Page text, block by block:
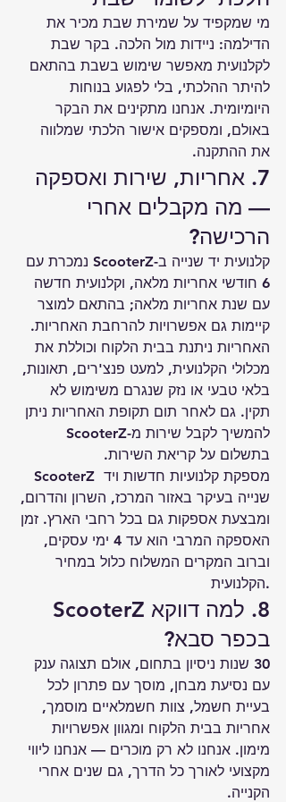
מי שמקפיד על שמירת שבת מכיר את
הדילמה: ניידות מול הלכה. בקר שבת
לקלנועית מאפשר שימוש בשבת בהתאם
להיתר ההלכתי, בלי לפגוע בנוחות
היומיומית. אנחנו מתקינים את הבקר
באולם, ומספקים אישור הלכתי שמלווה
את ההתקנה.
7. אחריות, שירות ואספקה
— מה מקבלים אחרי
הרכישה?
קלנועית יד שנייה ב-ScooterZ נמכרת עם
6 חודשי אחריות מלאה, וקלנועית חדשה
עם שנת אחריות מלאה; בהתאם למוצר
קיימות גם אפשרויות להרחבת האחריות.
האחריות ניתנת בבית הלקוח וכוללת את
מכלולי הקלנועית, למעט פנצ'רים, תאונות,
בלאי טבעי או נזק שנגרם משימוש לא
תקין. גם לאחר תום תקופת האחריות ניתן
בתשלום על קריאת השירות.
ScooterZ מספקת קלנועיות חדשות ויד
שנייה בעיקר באזור המרכז, השרון והדרום,
ומבצעת אספקות גם בכל רחבי הארץ. זמן
האספקה המרבי הוא עד 4 ימי עסקים,
וברוב המקרים המשלוח כלול במחיר
הקלנועית.
בכפר סבא?
30 שנות ניסיון בתחום, אולם תצוגה ענק
עם נסיעת מבחן, מוסך עם פתרון לכל
בעיית חשמל, צוות חשמלאיים מוסמך,
אחריות בבית הלקוח ומגוון אפשרויות
מימון. אנחנו לא רק מוכרים — אנחנו ליווי
מקצועי לאורך כל הדרך, גם שנים אחרי
הקנייה.